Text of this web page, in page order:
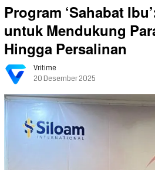
Program ‘Sahabat
untuk Mendukung
Hingga Persalinan
Vritime
20 Desember 2025